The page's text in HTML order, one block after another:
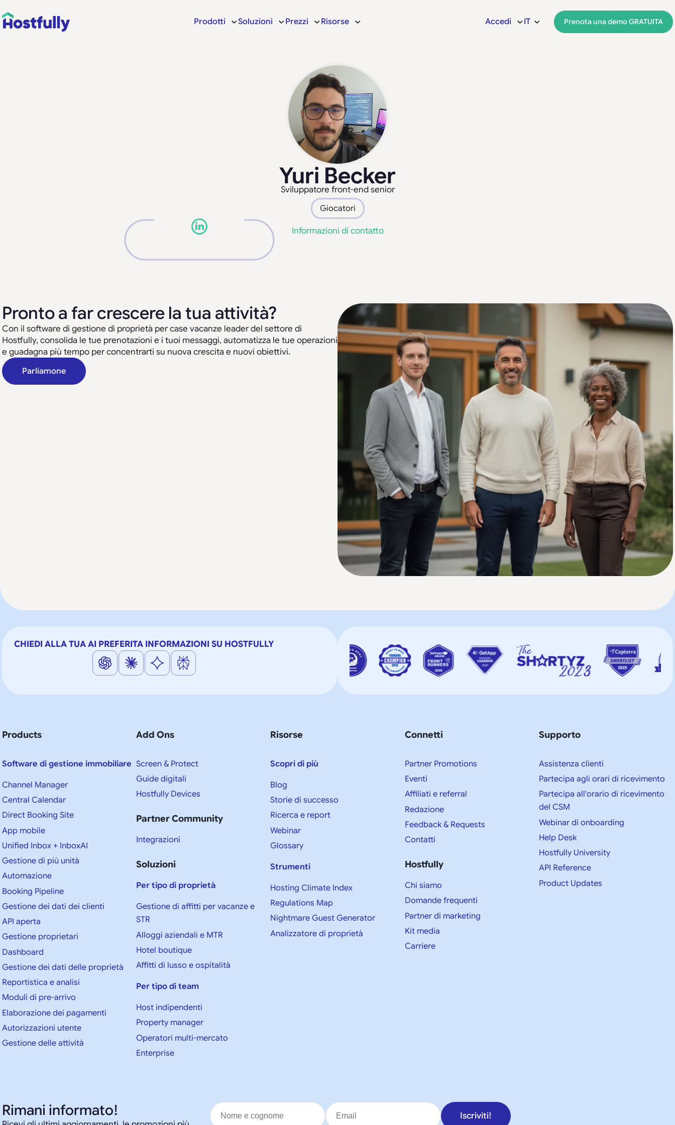
Prodotti Soluzioni Prezzi Risorse Accedi IT Prenota una demo GRATUITA
Yuri Becker
Sviluppatore front-end senior
Giocatori
Informazioni di contatto
Pronto a far crescere la tua attività?
Con il software di gestione di proprietà per case vacanze leader del settore di
Hostfully, consolida le tue prenotazioni e i tuoi messaggi, automatizza le tue operazioni
e guadagna più tempo per concentrarti su nuova crescita e nuovi obiettivi.
Parliamone
CHIEDI ALLA TUA AI PREFERITA INFORMAZIONI SU HOSTFULLY
Products
Software di gestione immobiliare
Channel Manager
Central Calendar
Direct Booking Site
App mobile
Unified Inbox + InboxAI
Gestione di più unità
Automazione
Booking Pipeline
Gestione dei dati dei clienti
API aperta
Gestione proprietari
Dashboard
Gestione dei dati delle proprietà
Reportistica e analisi
Moduli di pre-arrivo
Elaborazione dei pagamenti
Autorizzazioni utente
Gestione delle attività
Add Ons
Screen & Protect
Guide digitali
Hostfully Devices
Partner Community
Integrazioni
Soluzioni
Per tipo di proprietà
Gestione di affitti per vacanze e
STR
Alloggi aziendali e MTR
Hotel boutique
Affitti di lusso e ospitalità
Per tipo di team
Host indipendenti
Property manager
Operatori multi-mercato
Enterprise
Risorse
Scopri di più
Blog
Storie di successo
Ricerca e report
Webinar
Glossary
Strumenti
Hosting Climate Index
Regulations Map
Nightmare Guest Generator
Analizzatore di proprietà
Connetti
Partner Promotions
Eventi
Affiliati e referral
Redazione
Feedback & Requests
Contatti
Hostfully
Chi siamo
Domande frequenti
Partner di marketing
Kit media
Carriere
Supporto
Assistenza clienti
Partecipa agli orari di ricevimento
Partecipa all'orario di ricevimento
del CSM
Webinar di onboarding
Help Desk
Hostfully University
API Reference
Product Updates
Rimani informato! Iscriviti!